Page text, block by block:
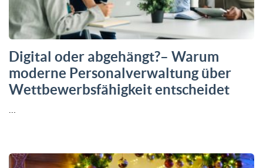
Digital oder abgehängt?– Warum
moderne Personalverwaltung über
Wettbewerbsfähigkeit entscheidet